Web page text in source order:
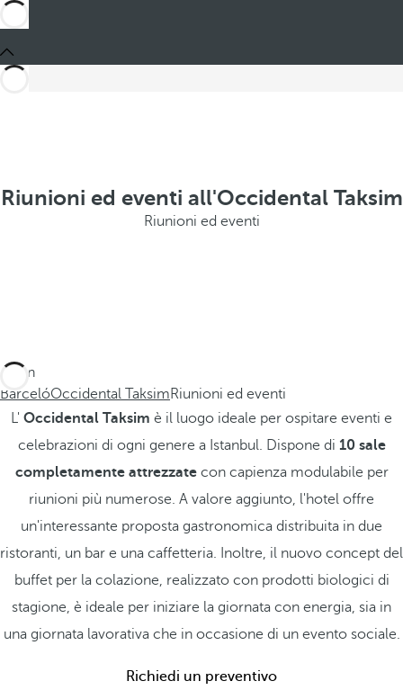
Riunioni ed eventi all'Occidental Taksim
Riunioni ed eventi
Sei in
BarcelóOccidental TaksimRiunioni ed eventi
L' Occidental Taksim è il luogo ideale per ospitare eventi e
celebrazioni di ogni genere a Istanbul. Dispone di 10 sale
completamente attrezzatecon capienza modulabile per
riunioni più numerose. A valore aggiunto, l'hotel offre
un'interessante proposta gastronomica distribuita in due
ristoranti, un bar e una caffetteria. Inoltre, il nuovo concept del
buffet per la colazione, realizzato con prodotti biologici di
stagione, è ideale per iniziare la giornata con energia, sia in
una giornata lavorativa che in occasione di un evento sociale.
Richiedi un preventivo